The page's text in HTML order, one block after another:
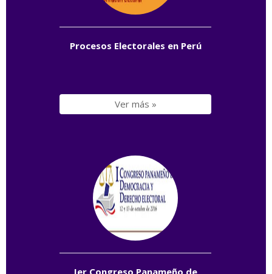
Procesos Electorales en Perú
Ver más »